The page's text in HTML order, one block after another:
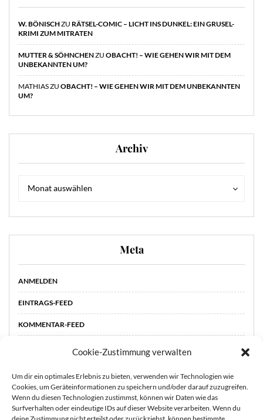
Cookie-Zustimmung verwalten
Um dir ein optimales Erlebnis zu bieten, verwenden wir Technologien wie
Cookies, um Geräteinformationen zu speichern und/oder darauf zuzugreifen.
Wenn du diesen Technologien zustimmst, können wir Daten wie das
Surfverhalten oder eindeutige IDs auf dieser Website verarbeiten. Wenn du
W. BÖNISCHZU RÄTSEL-COMIC – LICHT INS DUNKEL: EIN GRUSEL-
KRIMI ZUM MITRATEN
MUTTER & SÖHNCHENZU OBACHT! – WIE GEHEN WIR MIT DEM
UNBEKANNTEN UM?
MATHIASZU OBACHT! – WIE GEHEN WIR MIT DEM UNBEKANNTEN
UM?
Archiv
Monat auswählen
Meta
ANMELDEN
EINTRAGS-FEED
KOMMENTAR-FEED